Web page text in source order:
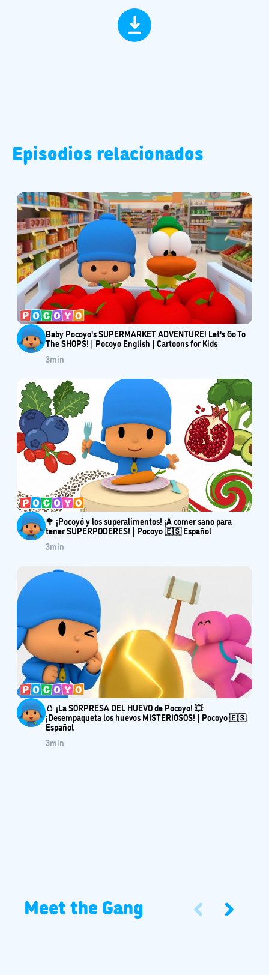
Episodios relacionados
Baby Pocoyo's SUPERMARKET ADVENTURE! Let's Go To
The SHOPS! | Pocoyo English | Cartoons for Kids
3min
🥦 ¡Pocoyó y los superalimentos! ¡A comer sano para
tener SUPERPODERES! | Pocoyo 🇪🇸 Español
3min
🥚 ¡La SORPRESA DEL HUEVO de Pocoyo! 💥
¡Desempaqueta los huevos MISTERIOSOS! | Pocoyo 🇪🇸
Español
3min
Meet the Gang